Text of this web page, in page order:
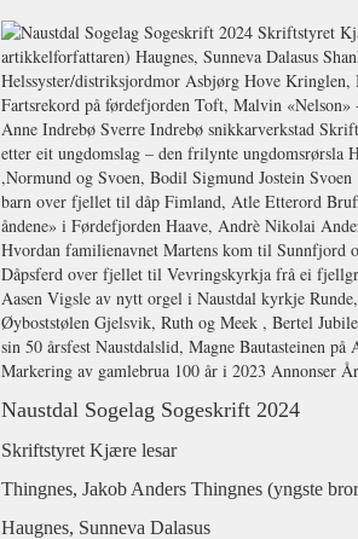
Naustdal Sogelag Sogeskrift 2024
Skriftstyret Kjære lesar
Thingnes, Jakob Anders Thingnes (yngste
Haugnes, Sunneva Dalasus